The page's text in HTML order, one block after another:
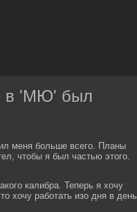
в 'МЮ' был
меня больше всего. Планы
чтобы я был частью этого.
калибра. Теперь я хочу
хочу работать изо дня в день